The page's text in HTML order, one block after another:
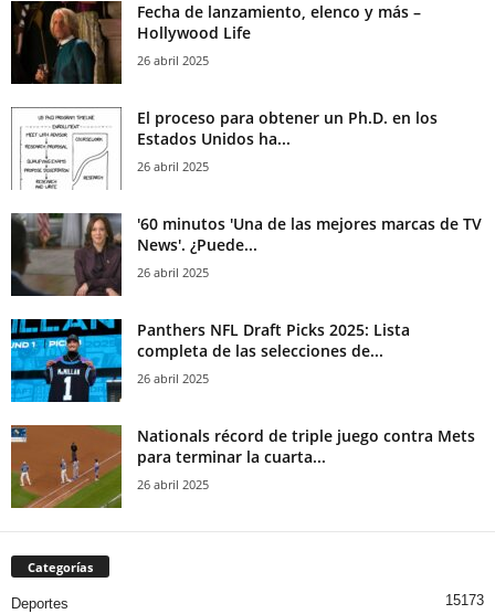
Fecha de lanzamiento, elenco y más –
Hollywood Life
26 abril 2025
El proceso para obtener un Ph.D. en los
Estados Unidos ha...
26 abril 2025
'60 minutos 'Una de las mejores marcas de TV
News'. ¿Puede...
26 abril 2025
Panthers NFL Draft Picks 2025: Lista
completa de las selecciones de...
26 abril 2025
Nationals récord de triple juego contra Mets
para terminar la cuarta...
26 abril 2025
Categorías
Deportes 15173